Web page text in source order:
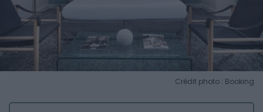
Crédit photo : Booking